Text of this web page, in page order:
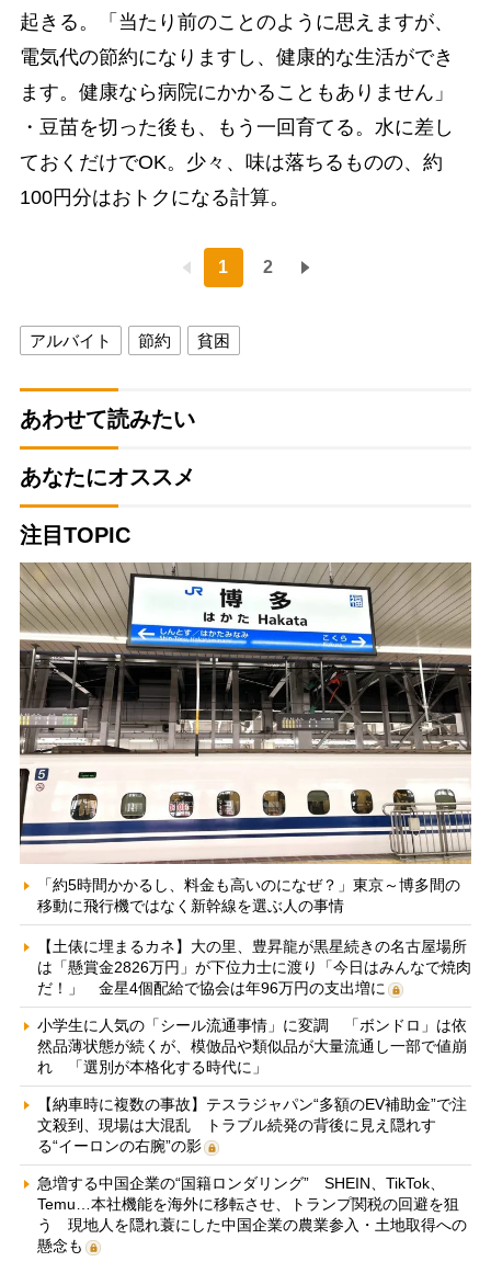
起きる。「当たり前のことのように思えますが、
電気代の節約になりますし、健康的な生活ができ
ます。健康なら病院にかかることもありません」
・豆苗を切った後も、もう一回育てる。水に差し
ておくだけでOK。少々、味は落ちるものの、約
100円分はおトクになる計算。
1 2
アルバイト 節約 貧困
あわせて読みたい
あなたにオススメ
注目TOPIC
「約5時間かかるし、料金も高いのになぜ？」東京～博多間の
移動に飛行機ではなく新幹線を選ぶ人の事情
【土俵に埋まるカネ】大の里、豊昇龍が黒星続きの名古屋場所
は「懸賞金2826万円」が下位力士に渡り「今日はみんなで焼肉
だ！」 金星4個配給で協会は年96万円の支出増に
小学生に人気の「シール流通事情」に変調 「ボンドロ」は依
然品薄状態が続くが、模倣品や類似品が大量流通し一部で値崩
れ 「選別が本格化する時代に」
【納車時に複数の事故】テスラジャパン“多額のEV補助金”で注
文殺到、現場は大混乱 トラブル続発の背後に見え隠れす
る“イーロンの右腕”の影
急増する中国企業の“国籍ロンダリング” SHEIN、TikTok、
Temu…本社機能を海外に移転させ、トランプ関税の回避を狙
う 現地人を隠れ蓑にした中国企業の農業参入・土地取得への
懸念も